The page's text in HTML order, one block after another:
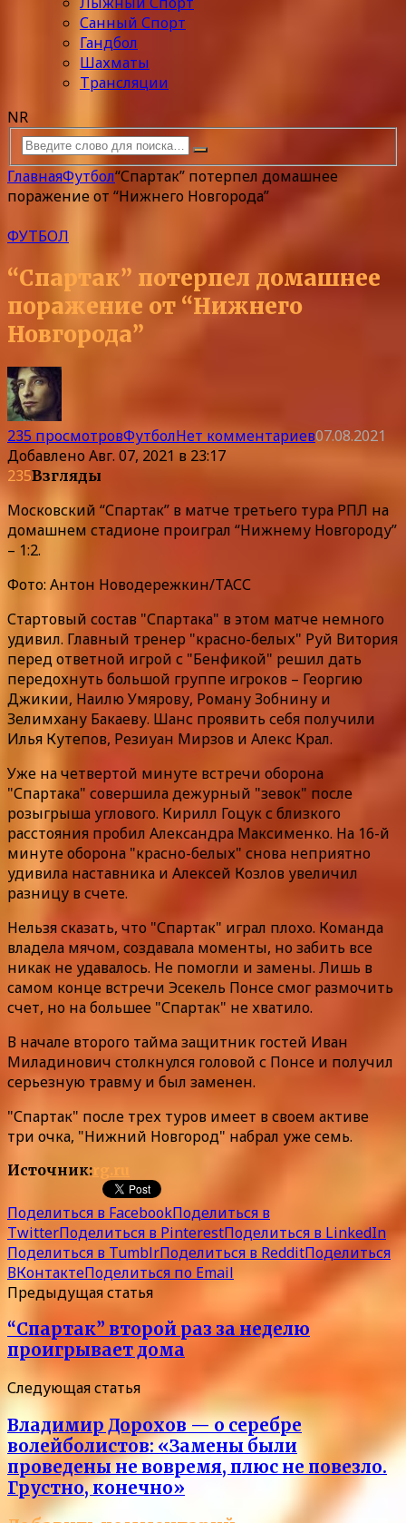
Санный Спорт
Гандбол
Шахматы
Трансляции
NR
ГлавнаяФутбол“Спартак” потерпел домашнее
поражение от “Нижнего Новгорода”
ФУТБОЛ
“Спартак” потерпел домашнее
поражение от “Нижнего
Новгорода”
235 просмотровФутболНет комментариев07.08.2021
ДобавленоАвг. 07, 2021 в 23:17
235Взгляды
Московский “Спартак” в матче третьего тура РПЛ на
домашнем стадионе проиграл “Нижнему Новгороду”
– 1:2.
Фото: Антон Новодережкин/ТАСС
Стартовый состав "Спартака" в этом матче немного
удивил. Главный тренер "красно-белых" Руй Витория
перед ответной игрой с "Бенфикой" решил дать
передохнуть большой группе игроков – Георгию
Джикии, Наилю Умярову, Роману Зобнину и
Зелимхану Бакаеву. Шанс проявить себя получили
Илья Кутепов, Резиуан Мирзов и Алекс Крал.
Уже на четвертой минуте встречи оборона
"Спартака" совершила дежурный "зевок" после
розыгрыша углового. Кирилл Гоцук с близкого
расстояния пробил Александра Максименко. На 16-й
минуте оборона "красно-белых" снова неприятно
удивила наставника и Алексей Козлов увеличил
разницу в счете.
Нельзя сказать, что "Спартак" играл плохо. Команда
владела мячом, создавала моменты, но забить все
никак не удавалось. Не помогли и замены. Лишь в
самом конце встречи Эсекель Понсе смог размочить
счет, но на большее "Спартак" не хватило.
В начале второго тайма защитник гостей Иван
Миладинович столкнулся головой с Понсе и получил
серьезную травму и был заменен.
"Спартак" после трех туров имеет в своем активе
три очка, "Нижний Новгород" набрал уже семь.
Источник:rg.ru
Поделиться в FacebookПоделиться в
TwitterПоделиться в PinterestПоделиться в LinkedIn
Поделиться в TumblrПоделиться в RedditПоделиться
ВКонтактеПоделиться по Email
Предыдущая статья
“Спартак” второй раз за неделю
проигрывает дома
Следующая статья
Владимир Дорохов — о серебре
волейболистов: «Замены были
проведены не вовремя, плюс не повезло.
Грустно, конечно»